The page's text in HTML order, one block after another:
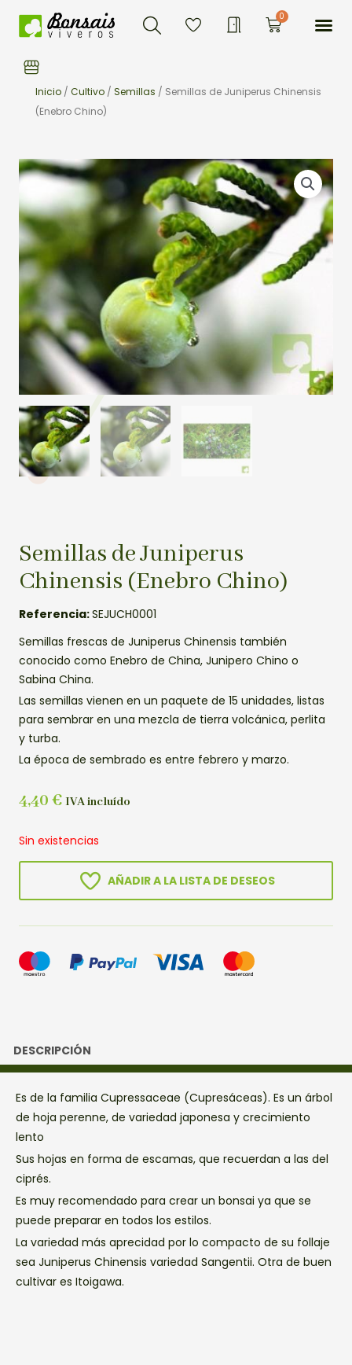
Buscar 0Carrito
Inicio / Cultivo / Semillas / Semillas de Juniperus Chinensis
(Enebro Chino)
Semillas de Juniperus
Chinensis (Enebro Chino)
Referencia:SEJUCH0001
Semillas frescas de Juniperus Chinensis también
conocido como Enebro de China, Junipero Chino o
Sabina China.
Las semillas vienen en un paquete de 15 unidades, listas
para sembrar en una mezcla de tierra volcánica, perlita
y turba.
La época de sembrado es entre febrero y marzo.
4,40 € IVA incluído
Sin existencias
AÑADIR A LA LISTA DE DESEOS
DESCRIPCIÓN
Es de la familia Cupressaceae (Cupresáceas). Es un árbol
de hoja perenne, de variedad japonesa y crecimiento
lento
Sus hojas en forma de escamas, que recuerdan a las del
ciprés.
Es muy recomendado para crear un bonsai ya que se
puede preparar en todos los estilos.
La variedad más aprecidad por lo compacto de su follaje
sea Juniperus Chinensis variedad Sangentii. Otra de buen
cultivar es Itoigawa.